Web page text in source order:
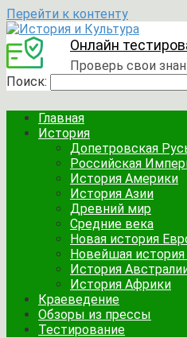
Перейти к контенту
Онлайн
Проверь свои
Поиск:
Главная
История
Допетровская
Российская
История Америки
История Азии
Древний мир
Средние века
Новая история
Новейшая
История
История Африки
Краеведение
Обзоры из прессы
Тестирование